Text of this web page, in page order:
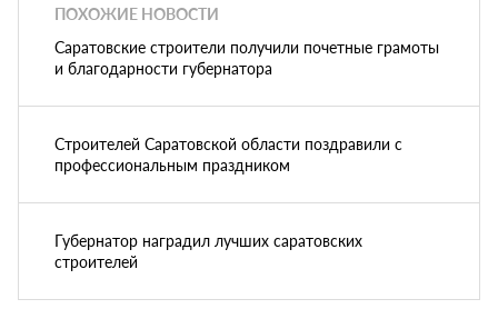
ПОХОЖИЕ НОВОСТИ
Саратовские строители получили почетные грамоты
и благодарности губернатора
Строителей Саратовской области поздравили с
профессиональным праздником
Губернатор наградил лучших саратовских
строителей